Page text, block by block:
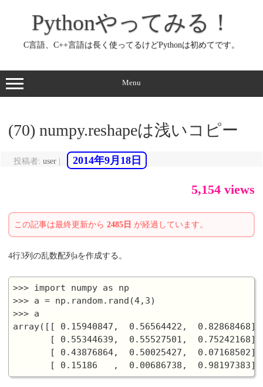
ッ
プ
Pythonやってみる！
C言語、C++言語は長く使ってるけどPythonは初めてです。
Menu
(70) numpy.reshapeは浅いコピー
投稿者: user 2014年9月18日
5,154 views
この記事は最終更新から 2485日 が経過しています。
4行3列の乱数配列aを作成する。
>>> import numpy as np
>>> a = np.random.rand(4,3)
>>> a
array([[ 0.15940847,  0.56564422,  0.82868468],
       [ 0.55344639,  0.55527501,  0.75242168],
       [ 0.43876864,  0.50025427,  0.07168502],